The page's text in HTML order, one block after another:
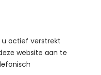
u actief verstrekt
website aan te